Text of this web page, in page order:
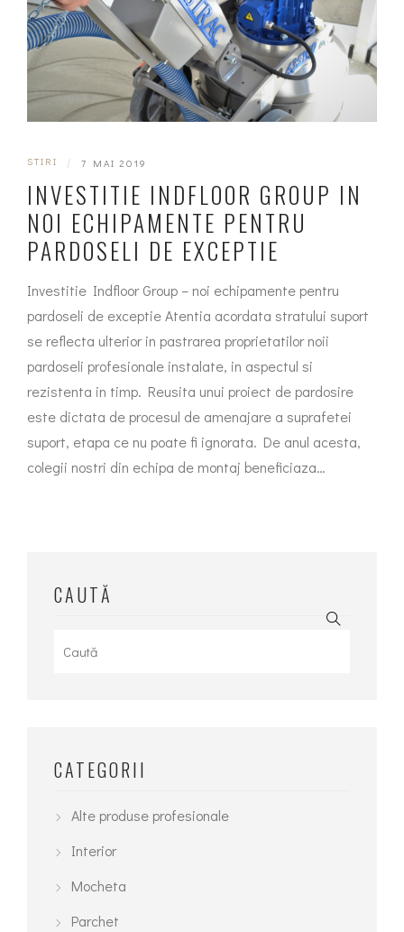
STIRI | 7 MAI 2019
INVESTITIE INDFLOOR GROUP IN
NOI ECHIPAMENTE PENTRU
PARDOSELI DE EXCEPTIE
Investitie Indfloor Group – noi echipamente pentru
pardoseli de exceptie Atentia acordata stratului suport
se reflecta ulterior in pastrarea proprietatilor noii
pardoseli profesionale instalate, in aspectul si
rezistenta in timp. Reusita unui proiect de pardosire
este dictata de procesul de amenajare a suprafetei
suport, etapa ce nu poate fi ignorata. De anul acesta,
colegii nostri din echipa de montaj beneficiaza…
CAUTĂ
CATEGORII
Alte produse profesionale
Interior
Mocheta
Parchet